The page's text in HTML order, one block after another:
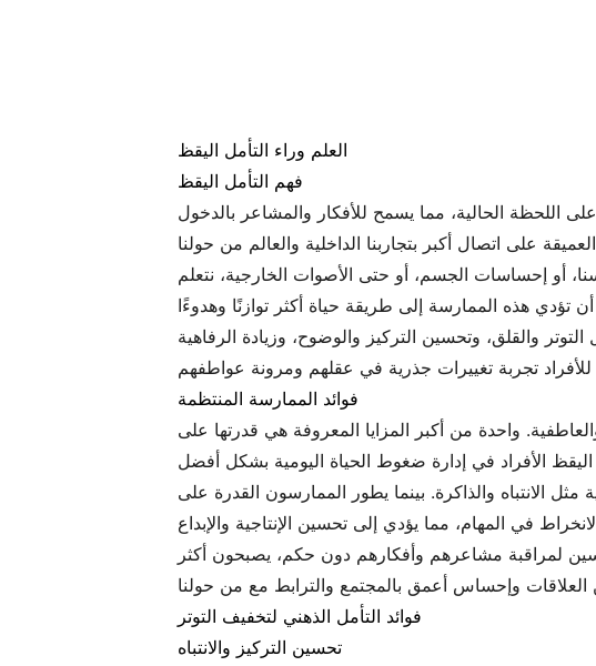
العلم وراء التأمل اليقظ
فهم التأمل اليقظ
اللحظة الحالية، مما يسمح للأفكار والمشاعر بالدخول
أو إحساسات الجسم، أو حتى الأصوات الخارجية، نتعلم
والقلق، وتحسين التركيز والوضوح، وزيادة الرفاهية
فوائد الممارسة المنتظمة
واحدة من أكبر المزايا المعروفة هي قدرتها على
والذاكرة. بينما يطور الممارسون القدرة على
لمراقبة مشاعرهم وأفكارهم دون حكم، يصبحون أكثر
فوائد التأمل الذهني لتخفيف التوتر
تحسين التركيز والانتباه